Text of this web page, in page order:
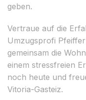
geben.
Vertraue auf die
Umzugsprofi
gemeinsam die
einem stressfreien
noch heute und
Vitoria-Gasteiz.